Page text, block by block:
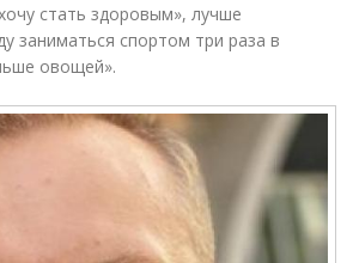
стать здоровым», лучше
заниматься спортом три раза в
овощей».